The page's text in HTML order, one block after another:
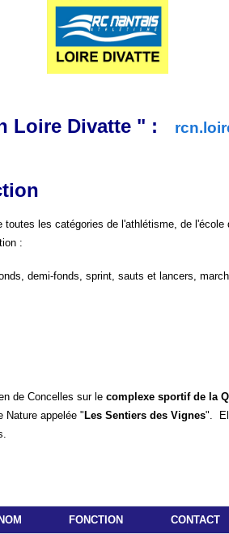
Loire Divatte " :
les catégories de l'athlétisme, de l'école
:
demi-fonds, sprint, sauts et lancers,
de Concelles sur le complexe sportif de la
Nature appelée " Les Sentiers des Vignes".
NOM FONCTION CONTACT